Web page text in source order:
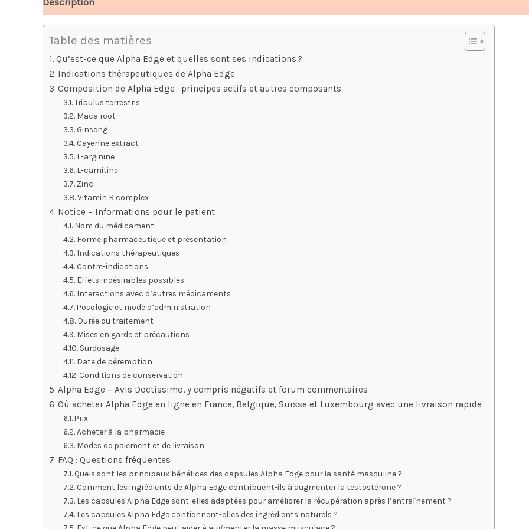
Table des matières
Qu’est-ce que Alpha Edge et quelles sont ses indications ?
Indications thérapeutiques de Alpha Edge
Composition de Alpha Edge : principes actifs et autres composants
Tribulus terrestris
Maca root
Ginseng
Cayenne extract
L-arginine
L-carnitine
Zinc
Vitamin B complex
Notice – Informations pour le patient
Nom du médicament
Forme pharmaceutique et présentation
Indications thérapeutiques
Contre-indications
Effets indésirables possibles
Interactions avec d’autres médicaments
Posologie et mode d’administration
Durée du traitement
Mises en garde et précautions
Surdosage
Date de péremption
Conditions de conservation
Alpha Edge – Avis Doctissimo, y compris négatifs et forum commentaires
Où acheter Alpha Edge en ligne en France, Belgique, Suisse et Luxembourg avec une livraison rapide
Prix
Acheter à la pharmacie
Modes de paiement et de livraison
FAQ : Questions fréquentes
Quels sont les principaux bénéfices des capsules Alpha Edge pour la santé masculine ?
Comment les ingrédients de Alpha Edge contribuent-ils à augmenter la testostérone ?
Les capsules Alpha Edge sont-elles adaptées pour améliorer la récupération après l’entraînement ?
Les capsules Alpha Edge contiennent-elles des ingrédients naturels ?